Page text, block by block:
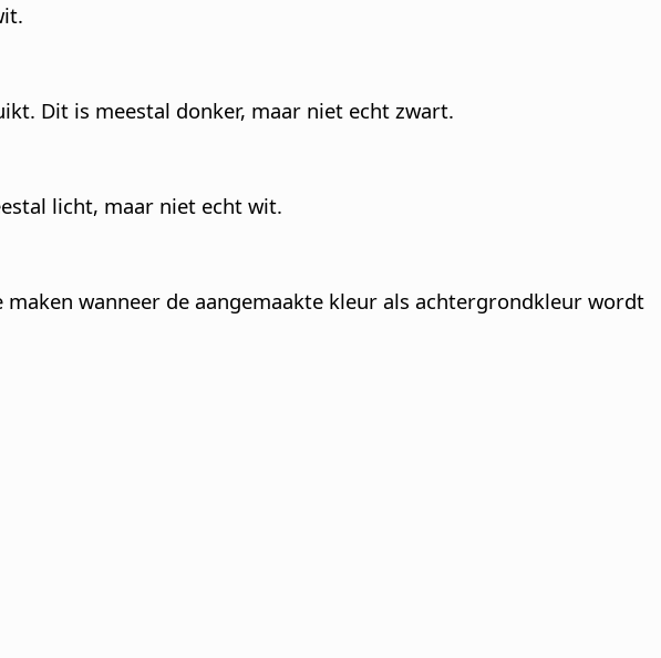
Dit is meestal donker, maar niet echt zwart.
licht, maar niet echt wit.
wanneer de aangemaakte kleur als achtergrondkleur wordt